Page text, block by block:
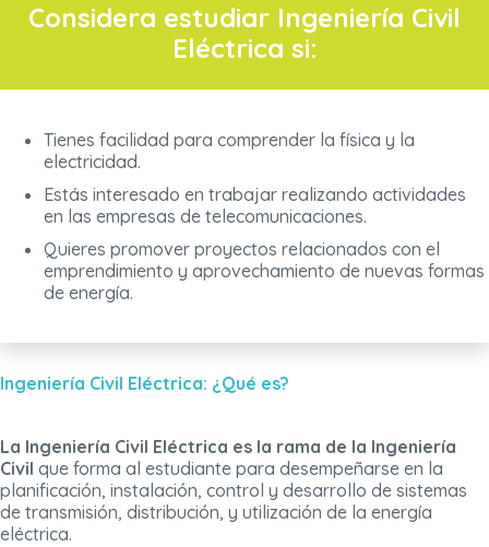
Considera estudiar Ingeniería Civil
Eléctrica si:
Tienes facilidad para comprender la física y la
electricidad.
Estás interesado en trabajar realizando actividades
en las empresas de telecomunicaciones.
Quieres promover proyectos relacionados con el
emprendimiento y aprovechamiento de nuevas formas
de energía.
Ingeniería Civil Eléctrica: ¿Qué es?
La Ingeniería Civil Eléctrica es la rama de la Ingeniería
Civil que forma al estudiante para desempeñarse en la
planificación, instalación, control y desarrollo de sistemas
de transmisión, distribución, y utilización de la energía
eléctrica.